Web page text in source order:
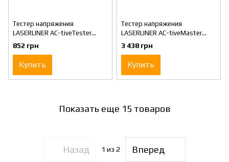
Тестер напряжения
LASERLINER AC-tiveTester
(083.020A)
852 грн
Купить
Тестер напряжения
LASERLINER AC-tiveMaster
(083.021A)
3 438 грн
Купить
Показать еще 15 товаров
Назад 1 из 2 Вперед